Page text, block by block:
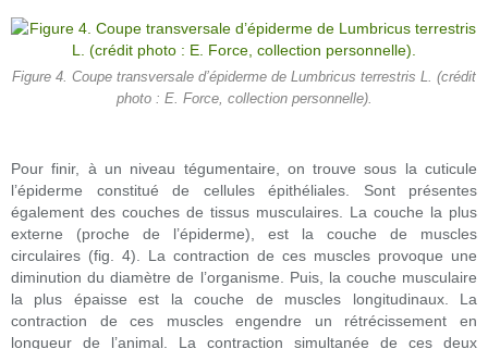
Figure 4. Coupe transversale d’épiderme de Lumbricus terrestris L. (crédit
photo : E. Force, collection personnelle).
Pour finir, à un niveau tégumentaire, on trouve sous la cuticule
l’épiderme constitué de cellules épithéliales. Sont présentes
également des couches de tissus musculaires. La couche la plus
externe (proche de l’épiderme), est la couche de muscles
circulaires (fig. 4). La contraction de ces muscles provoque une
diminution du diamètre de l’organisme. Puis, la couche musculaire
la plus épaisse est la couche de muscles longitudinaux. La
contraction de ces muscles engendre un rétrécissement en
longueur de l’animal. La contraction simultanée de ces deux